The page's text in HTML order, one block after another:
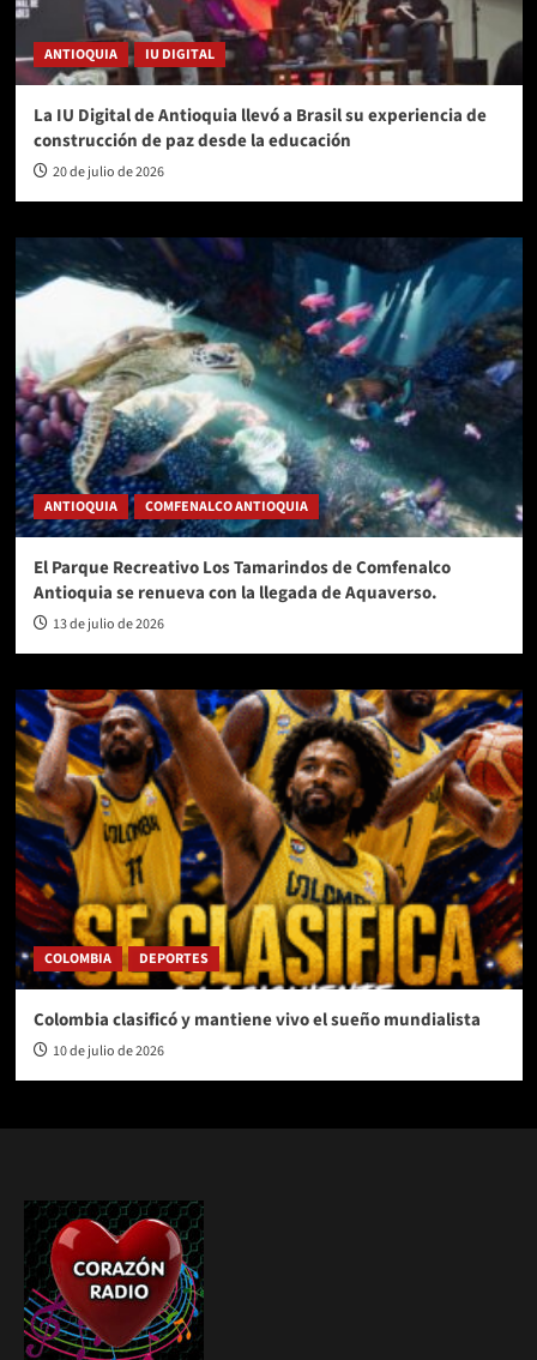
ANTIOQUIA IU DIGITAL
La IU Digital de Antioquia llevó a Brasil su experiencia de
construcción de paz desde la educación
20 de julio de 2026
ANTIOQUIA COMFENALCO ANTIOQUIA
El Parque Recreativo Los Tamarindos de Comfenalco
Antioquia se renueva con la llegada de Aquaverso.
13 de julio de 2026
COLOMBIA DEPORTES
Colombia clasificó y mantiene vivo el sueño mundialista
10 de julio de 2026